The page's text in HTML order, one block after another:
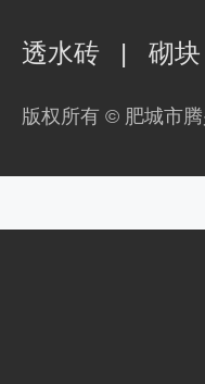
透水砖 | 砌块
版权所有 © 肥城市